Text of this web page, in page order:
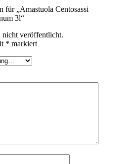
für „Amastuola Centosassi
3l“
veröffentlicht.
* markiert